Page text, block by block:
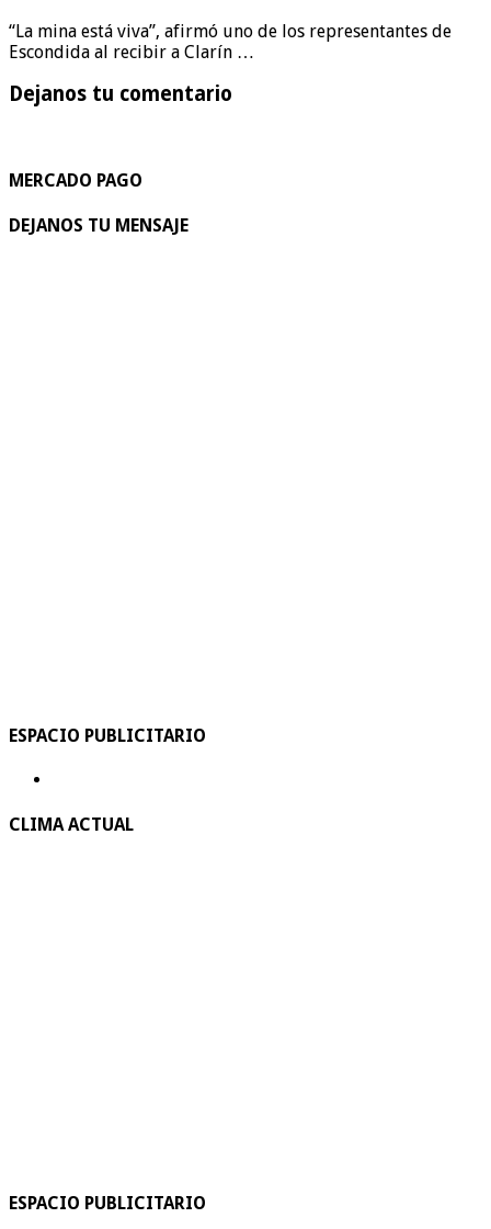
“La mina está viva”, afirmó uno de los representantes de
Escondida al recibir a Clarín …
Dejanos tu comentario
MERCADO PAGO
DEJANOS TU MENSAJE
ESPACIO PUBLICITARIO
CLIMA ACTUAL
ESPACIO PUBLICITARIO